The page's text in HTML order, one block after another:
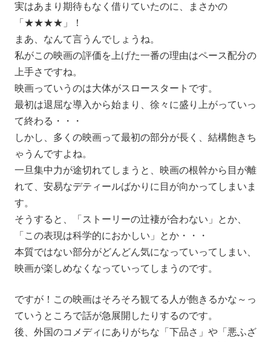
実はあまり期待もなく借りていたのに、まさかの
「★★★★」！
まあ、なんて言うんでしょうね。
私がこの映画の評価を上げた一番の理由はペース配分の
上手さですね。
映画っていうのは大体がスロースタートです。
最初は退屈な導入から始まり、徐々に盛り上がっていっ
て終わる・・・
しかし、多くの映画って最初の部分が長く、結構飽きち
ゃうんですよね。
一旦集中力が途切れてしまうと、映画の根幹から目が離
れて、安易なデティールばかりに目が向かってしまいま
す。
そうすると、「ストーリーの辻褄が合わない」とか、
「この表現は科学的におかしい」とか・・・
本質ではない部分がどんどん気になっていってしまい、
映画が楽しめなくなっていってしまうのです。
ですが！この映画はそろそろ観てる人が飽きるかな～っ
ていうところで話が急展開したりするのです。
後、外国のコメディにありがちな「下品さ」や「悪ふざ